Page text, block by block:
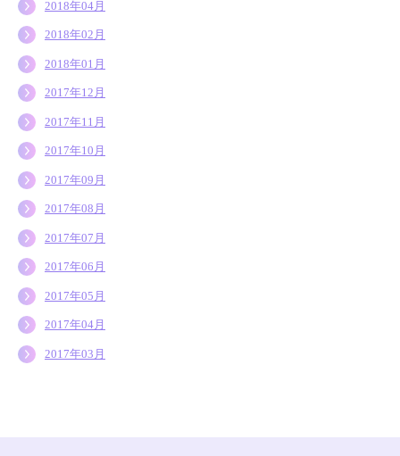
2018年04月
2018年02月
2018年01月
2017年12月
2017年11月
2017年10月
2017年09月
2017年08月
2017年07月
2017年06月
2017年05月
2017年04月
2017年03月